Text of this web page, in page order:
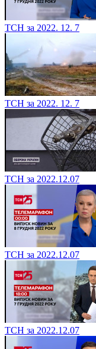
ТСН за 2022. 12. 7
ТСН за 2022. 12. 7
ТСН за 2022.12.07
ТСН за 2022.12.07
ТСН за 2022.12.07